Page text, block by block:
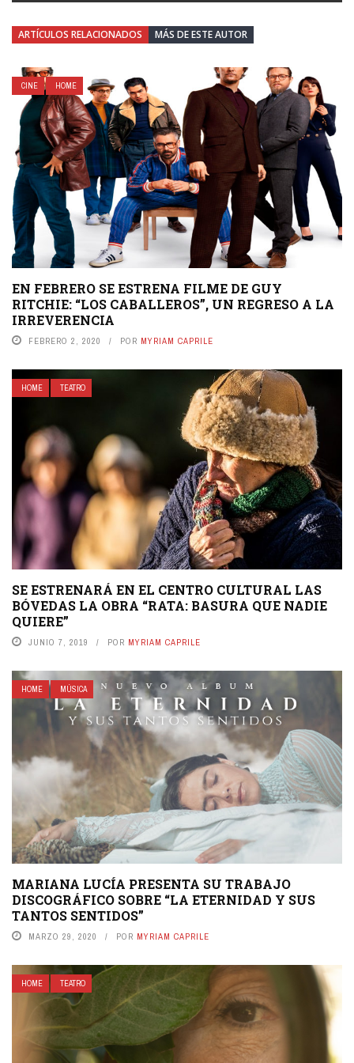
ARTÍCULOS RELACIONADOS MÁS DE ESTE AUTOR
CINE HOME
EN FEBRERO SE ESTRENA FILME DE GUY
RITCHIE: “LOS CABALLEROS”, UN REGRESO A LA
IRREVERENCIA
FEBRERO 2, 2020 POR MYRIAM CAPRILE
HOME TEATRO
SE ESTRENARÁ EN EL CENTRO CULTURAL LAS
BÓVEDAS LA OBRA “RATA: BASURA QUE NADIE
QUIERE”
JUNIO 7, 2019 POR MYRIAM CAPRILE
HOME MÚSICA
MARIANA LUCÍA PRESENTA SU TRABAJO
DISCOGRÁFICO SOBRE “LA ETERNIDAD Y SUS
TANTOS SENTIDOS”
MARZO 29, 2020 POR MYRIAM CAPRILE
HOME TEATRO